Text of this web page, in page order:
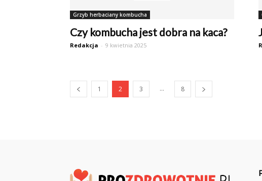
Grzyb herbaciany kombucha
Czy kombucha jest dobra na kaca?
Redakcja - 9 kwietnia 2025
1 2 3 ... 8